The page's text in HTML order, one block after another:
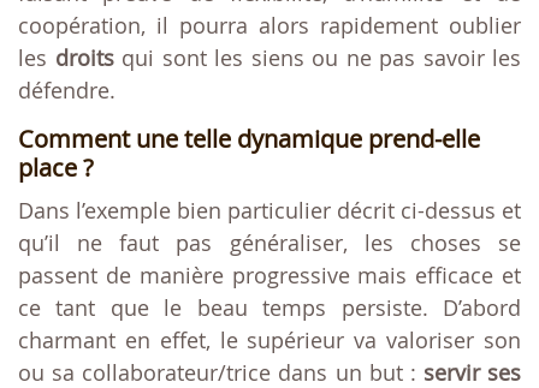
coopération, il pourra alors rapidement oublier
les droits qui sont les siens ou ne pas savoir les
défendre.
Comment une telle dynamique prend-elle
place ?
Dans l’exemple bien particulier décrit ci-dessus et
qu’il ne faut pas généraliser, les choses se
passent de manière progressive mais efficace et
ce tant que le beau temps persiste. D’abord
charmant en effet, le supérieur va valoriser son
ou sa collaborateur/trice dans un but : servir ses